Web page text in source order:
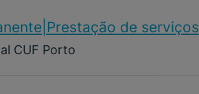
de serviços
CUF Porto